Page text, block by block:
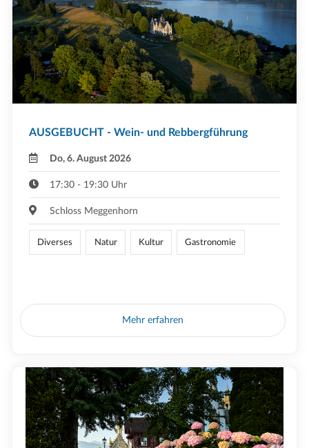
AUSGEBUCHT - Wein- und Rebbergführung
Do, 6. August 2026
17:30 - 19:30 Uhr
Schloss Meggenhorn
Diverses Natur Kultur Gastronomie
Mehr erfahren